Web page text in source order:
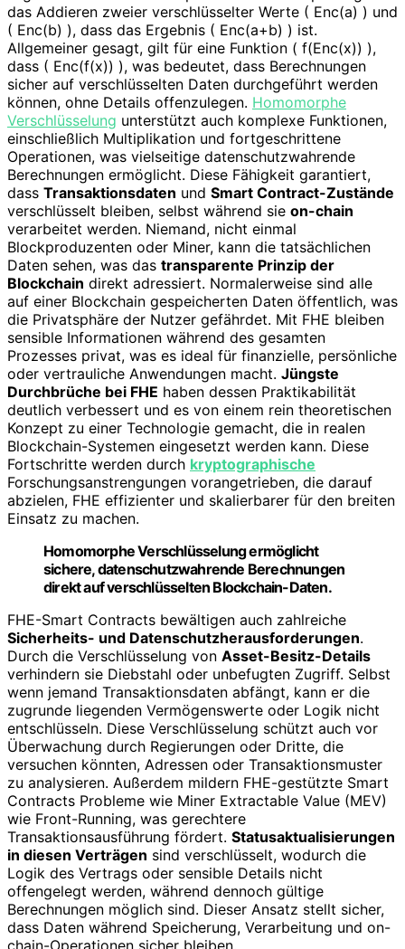
das Addieren zweier verschlüsselter Werte ( Enc(a) ) und
( Enc(b) ), dass das Ergebnis ( Enc(a+b) ) ist.
Allgemeiner gesagt, gilt für eine Funktion ( f(Enc(x)) ),
dass ( Enc(f(x)) ), was bedeutet, dass Berechnungen
sicher auf verschlüsselten Daten durchgeführt werden
können, ohne Details offenzulegen. Homomorphe
Verschlüsselung unterstützt auch komplexe Funktionen,
einschließlich Multiplikation und fortgeschrittene
Operationen, was vielseitige datenschutzwahrende
Berechnungen ermöglicht. Diese Fähigkeit garantiert,
dass Transaktionsdaten und Smart Contract-Zustände
verschlüsselt bleiben, selbst während sie on-chain
verarbeitet werden. Niemand, nicht einmal
Blockproduzenten oder Miner, kann die tatsächlichen
Daten sehen, was das transparente Prinzip der
Blockchain direkt adressiert. Normalerweise sind alle
auf einer Blockchain gespeicherten Daten öffentlich, was
die Privatsphäre der Nutzer gefährdet. Mit FHE bleiben
sensible Informationen während des gesamten
Prozesses privat, was es ideal für finanzielle, persönliche
oder vertrauliche Anwendungen macht. Jüngste
Durchbrüche bei FHE haben dessen Praktikabilität
deutlich verbessert und es von einem rein theoretischen
Konzept zu einer Technologie gemacht, die in realen
Blockchain-Systemen eingesetzt werden kann. Diese
Fortschritte werden durch kryptographische
Forschungsanstrengungen vorangetrieben, die darauf
abzielen, FHE effizienter und skalierbarer für den breiten
Einsatz zu machen.
Homomorphe Verschlüsselung ermöglicht
sichere, datenschutzwahrende Berechnungen
direkt auf verschlüsselten Blockchain-Daten.
FHE-Smart Contracts bewältigen auch zahlreiche
Sicherheits- und Datenschutzherausforderungen.
Durch die Verschlüsselung von Asset-Besitz-Details
verhindern sie Diebstahl oder unbefugten Zugriff. Selbst
wenn jemand Transaktionsdaten abfängt, kann er die
zugrunde liegenden Vermögenswerte oder Logik nicht
entschlüsseln. Diese Verschlüsselung schützt auch vor
Überwachung durch Regierungen oder Dritte, die
versuchen könnten, Adressen oder Transaktionsmuster
zu analysieren. Außerdem mildern FHE-gestützte Smart
Contracts Probleme wie Miner Extractable Value (MEV)
wie Front-Running, was gerechtere
Transaktionsausführung fördert. Statusaktualisierungen
in diesen Verträgen sind verschlüsselt, wodurch die
Logik des Vertrags oder sensible Details nicht
offengelegt werden, während dennoch gültige
Berechnungen möglich sind. Dieser Ansatz stellt sicher,
dass Daten während Speicherung, Verarbeitung und on-